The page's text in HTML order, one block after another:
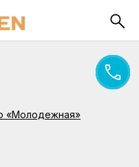
«Молодежная»